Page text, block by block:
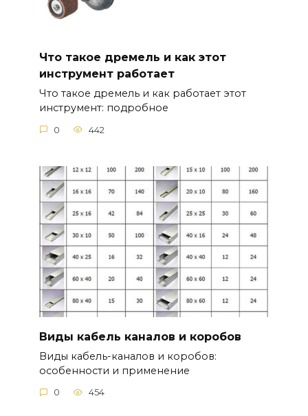
Что такое дремель и как этот
инструмент работает
Что такое дремель и как работает этот
инструмент: подробное
0 442
Виды кабель каналов и коробов
Виды кабель-каналов и коробов:
особенности и применение
0 454